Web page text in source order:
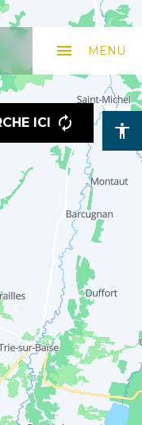
accessibility
MENU
menu
ICI